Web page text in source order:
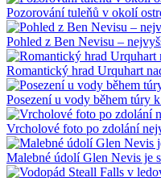
Pozorování tuleňů v okolí
Pohled z Ben Nevisu –
Romantický hrad Urquhart
Posezení u vody během túry
Vrcholové foto po zdolání
Malebné údolí Glen Nevis je